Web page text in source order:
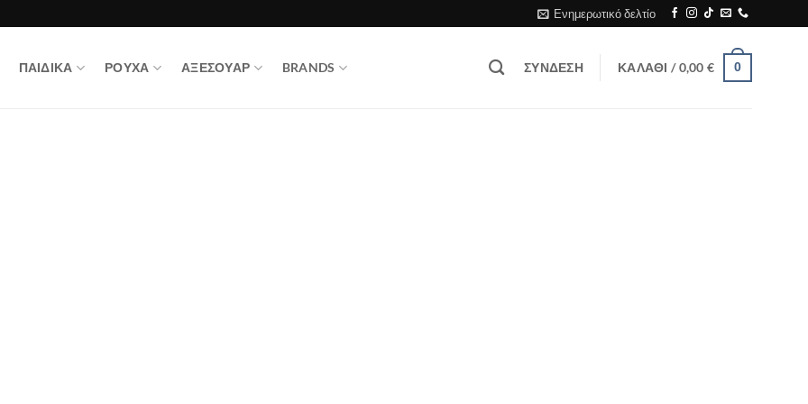
Ενημερωτικό δελτίο
ΠΑΙΔΙΚΑ ΡΟΥΧΑ ΑΞΕΣΟΥΑΡ BRANDS ΣΎΝΔΕΣΗ ΚΑΛΆΘΙ /0,00€ 0